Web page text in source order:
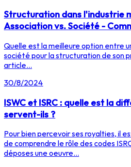
Structuration dans l'industrie
Association vs. Société -
Quelle est la meilleure option entre
société pour la structuration de son
article...
30/8/2024
ISWC et ISRC : quelle est la
servent-ils ?
Pour bien percevoir ses royalties, il
de comprendre le rôle des codes
déposes une oeuvre...